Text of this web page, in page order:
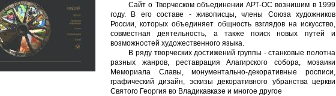
Сайт о Творческом объединении АРТ-ОС вознишим в 1999
году. В его составе - живописцы, члены Союза художников
России, которых объединяет общность взглядов на искусство,
совместная деятельность, а также поиск новых путей и
возможностей художественного языка.
В ряду творческих достижений группы - станковые полотна
разных жанров, реставрация Алагирского собора, мозаики
Мемориала Славы, монументально-декоративные росписи,
графический дизайн, эскизы декоративного убранства церкви
Святого Георгия во Владикавказе и многое другое